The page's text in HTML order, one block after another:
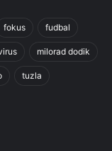
fokus fudbal
milorad dodik
tuzla